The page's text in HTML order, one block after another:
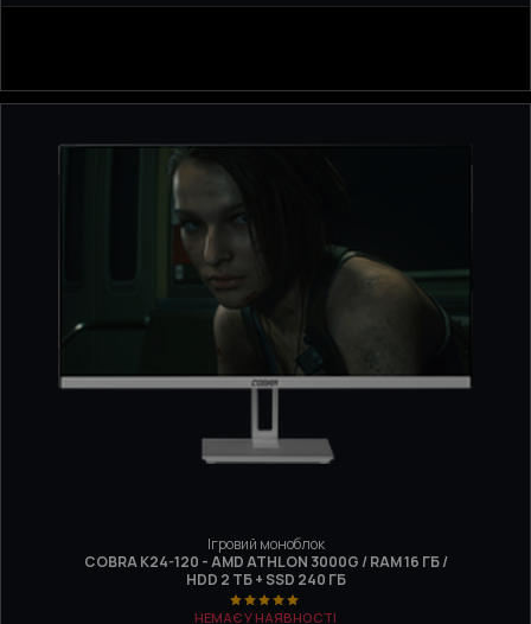
Ігровий моноблок
COBRA K24-120 - AMD ATHLON 3000G / RAM 16 ГБ /
HDD 2 ТБ + SSD 240 ГБ
НЕМАЄ У НАЯВНОСТІ